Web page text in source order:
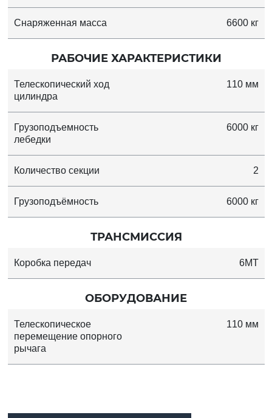
Снаряженная масса 6600 кг
РАБОЧИЕ ХАРАКТЕРИСТИКИ
Телескопический ход
цилиндра
110 мм
Грузоподъемность
лебедки
6000 кг
Количество секции 2
Грузоподъёмность 6000 кг
ТРАНСМИССИЯ
Коробка передач 6MT
ОБОРУДОВАНИЕ
Телескопическое
перемещение опорного
рычага
110 мм